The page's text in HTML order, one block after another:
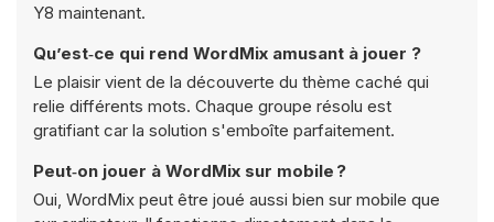
Y8 maintenant.
Qu’est‑ce qui rend WordMix amusant à jouer ?
Le plaisir vient de la découverte du thème caché qui
relie différents mots. Chaque groupe résolu est
gratifiant car la solution s'emboîte parfaitement.
Peut‑on jouer à WordMix sur mobile ?
Oui, WordMix peut être joué aussi bien sur mobile que